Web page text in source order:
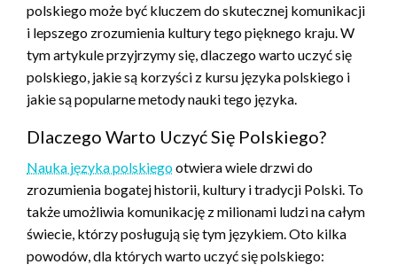
polskiego może być kluczem do skutecznej komunikacji
i lepszego zrozumienia kultury tego pięknego kraju. W
tym artykule przyjrzymy się, dlaczego warto uczyć się
polskiego, jakie są korzyści z kursu języka polskiego i
jakie są popularne metody nauki tego języka.
Dlaczego Warto Uczyć Się Polskiego?
Nauka języka polskiegootwiera wiele drzwi do
zrozumienia bogatej historii, kultury i tradycji Polski. To
także umożliwia komunikację z milionami ludzi na całym
świecie, którzy posługują się tym językiem. Oto kilka
powodów, dla których warto uczyć się polskiego: